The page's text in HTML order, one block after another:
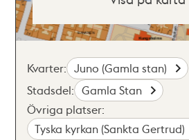
Kvarter: Juno (Gamla stan)
Stadsdel: Gamla Stan
Övriga platser:
Tyska kyrkan (Sankta Gertrud)